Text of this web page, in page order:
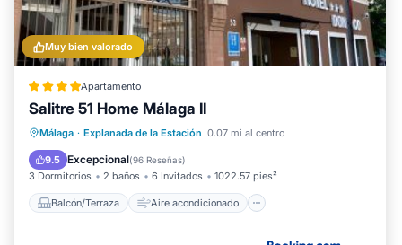
Muy bien valorado
Apartamento
Salitre 51 Home Málaga II
Málaga · Explanada de la Estación 0.07 mi al centro
9.5 Excepcional(96 Reseñas)
3 Dormitorios 2 baños 6 Invitados 1022.57 pies²
Balcón/Terraza Aire acondicionado
Balcón/Terraza
Aire acondicionado
Internet
Apto para niños